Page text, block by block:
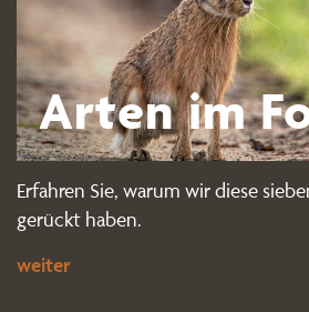
Arten im
Erfahren Sie, warum wir diese
gerückt haben.
weiter